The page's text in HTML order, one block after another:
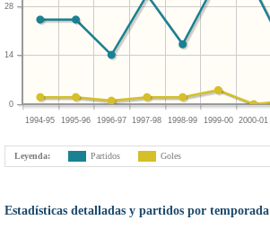
1994-95 1995-96 1996-97 1997-98 1998-99 1999-00 2000-01
0
14
28
Leyenda: Partidos Goles
Estadísticas detalladas y partidos por temporada